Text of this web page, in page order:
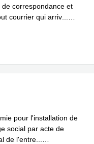
correspondance et
courrier qui arriv
pour l'installation de
social par acte de
de l'entre